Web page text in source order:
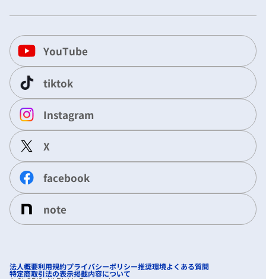
YouTube
tiktok
Instagram
X
facebook
note
法人概要利用規約プライバシーポリシー推奨環境よくある質問
特定商取引法の表示掲載内容について